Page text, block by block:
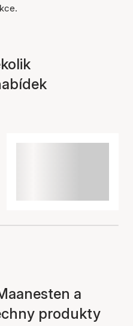
do
a
produkty